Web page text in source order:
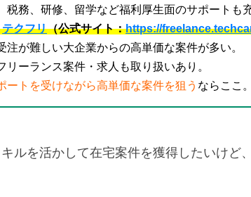
税務、研修、留学など福利厚生面のサポートも充
テクフリ（公式サイト：https://
注が難しい大企業からの高単価な案件が多い。
リーランス案件・求人も取り扱いあり。
ートを受けながら高単価な案件を狙う ならここ。
キルを活かして在宅案件を獲得したいけど